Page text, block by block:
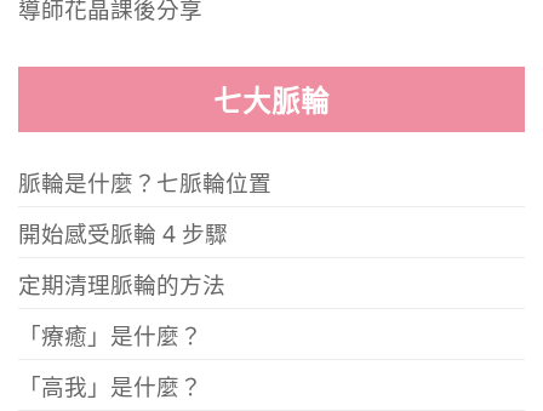
導師花晶課後分享
七大脈輪
脈輪是什麼？七脈輪位置
開始感受脈輪 4 步驟
定期清理脈輪的方法
「療癒」是什麼？
「高我」是什麼？